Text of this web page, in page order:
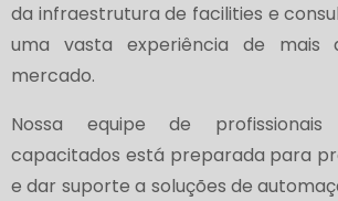
da infraestrutura de facilities e
uma vasta experiência de mais
mercado.
Nossa equipe de
capacitados está preparada para
e dar suporte a soluções de